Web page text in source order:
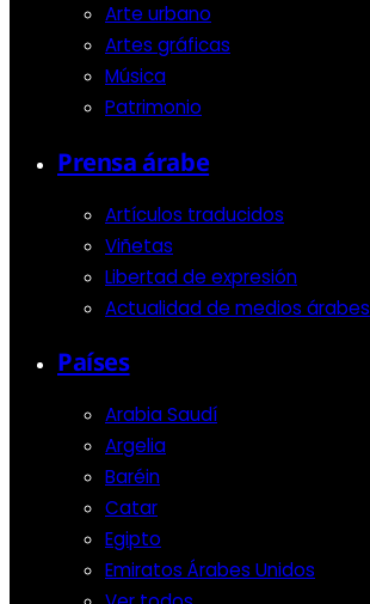
Arte urbano
Artes gráficas
Música
Patrimonio
Prensa árabe
Artículos traducidos
Viñetas
Libertad de expresión
Actualidad de medios árabes
Países
Arabia Saudí
Argelia
Baréin
Catar
Egipto
Emiratos Árabes Unidos